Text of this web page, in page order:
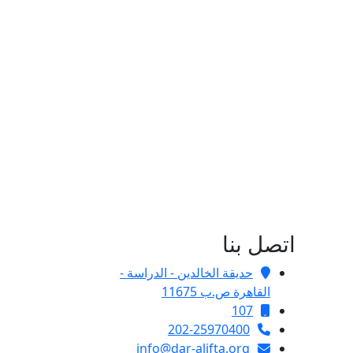
اتصل بنا
حديقة الخالدين - الدراسة -
القاهرة ص.ب 11675
107
202-25970400
info@dar-alifta.org